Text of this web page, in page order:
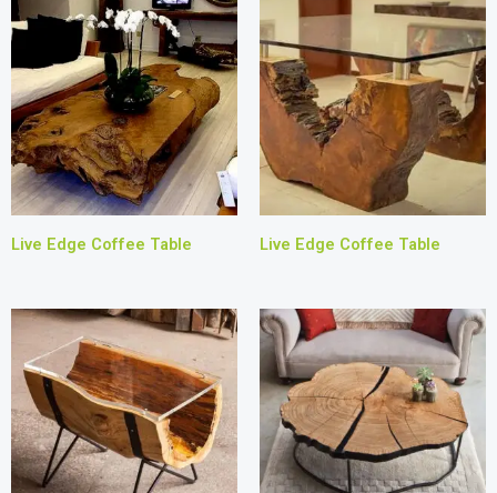
Live Edge Coffee Table Live Edge Coffee Table